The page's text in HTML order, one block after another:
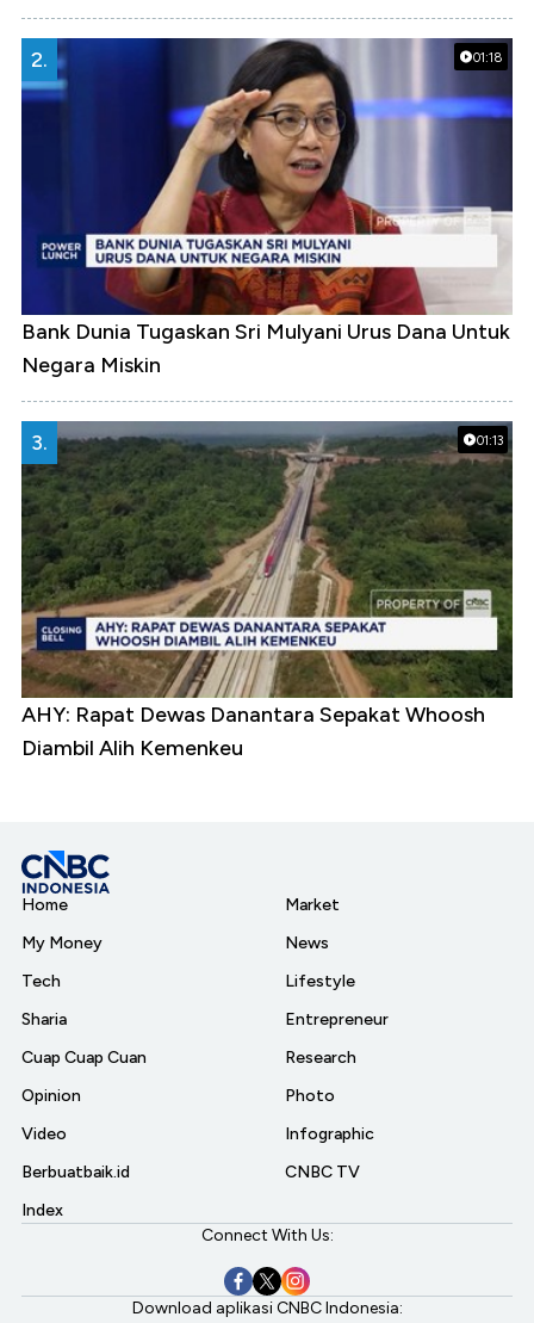
01:18
2.
Bank Dunia Tugaskan Sri Mulyani Urus Dana Untuk
Negara Miskin
01:13
3.
AHY: Rapat Dewas Danantara Sepakat Whoosh
Diambil Alih Kemenkeu
Home
My Money
Tech
Sharia
Cuap Cuap Cuan
Opinion
Video
Berbuatbaik.id
Index
Market
News
Lifestyle
Entrepreneur
Research
Photo
Infographic
CNBC TV
Connect With Us:
Download aplikasi CNBC Indonesia: